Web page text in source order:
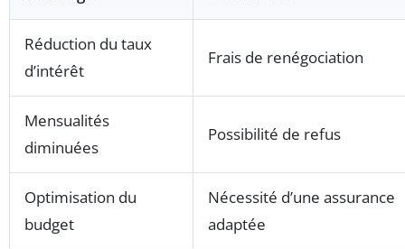
Réduction du taux
d’intérêt
Frais de renégociation
Mensualités
diminuées
Possibilité de refus
Optimisation du
budget
Nécessité d’une assurance
adaptée